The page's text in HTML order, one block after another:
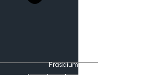
Präsidium